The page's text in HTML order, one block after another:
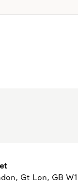
, Gt Lon, GB